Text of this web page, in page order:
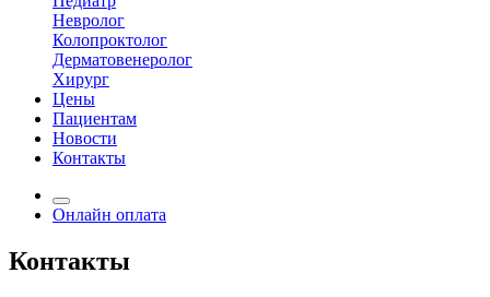
Невролог
Колопроктолог
Дерматовенеролог
Хирург
Цены
Пациентам
Новости
Контакты
Онлайн оплата
Контакты